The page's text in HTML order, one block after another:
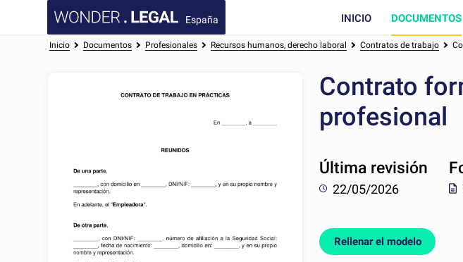
España INICIO DOCUMENTOS
Inicio Documentos Profesionales Recursos humanos, derecho laboral Contratos de trabajo
Contrato
profesional
Última revisión
22/05/2026
Rellenar el modelo